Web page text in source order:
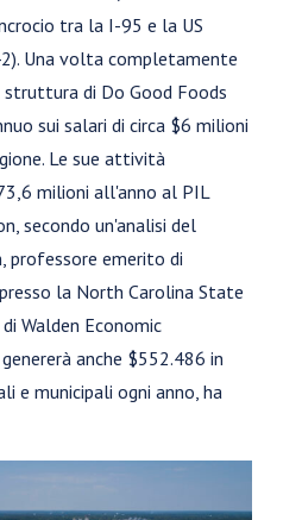
tra la I-95 e la US
Una volta completamente
di Do Good Foods
sui salari di circa $6 milioni
Le sue attività
milioni all'anno al PIL
secondo un'analisi del
professore emerito di
la North Carolina State
Walden Economic
anche $552.486 in
e municipali ogni anno, ha